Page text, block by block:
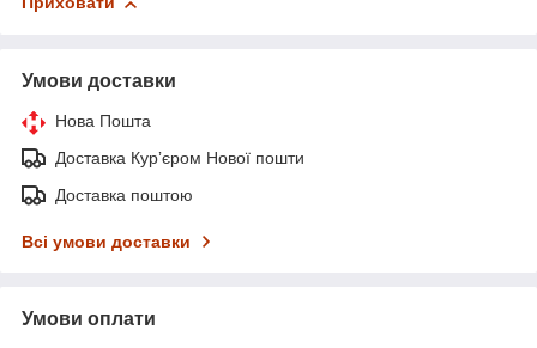
Умови доставки
Нова Пошта
Доставка Курʼєром Нової пошти
Доставка поштою
Всі умови доставки
Умови оплати